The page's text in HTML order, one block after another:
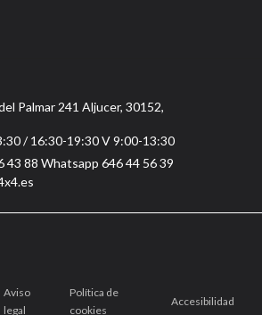
Palmar 241 Aljucer, 30152,
/ 16:30-19:30 V 9:00-13:30
43 88 Whatsapp 646 44 56 39
Aviso
legal
Política de
cookies
Accesibilidad